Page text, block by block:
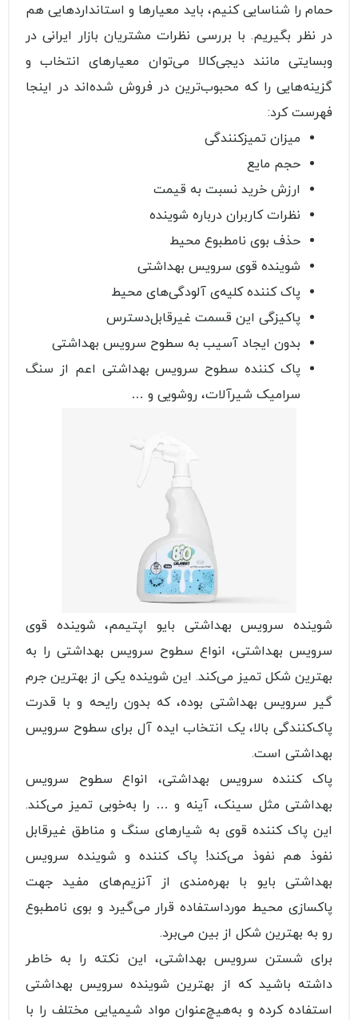
حمام را شناسایی کنیم، باید معیارها و استانداردهایی هم
در نظر بگیریم. با بررسی نظرات مشتریان بازار ایرانی در
وبسایتی مانند دیجی‌کالا می‌توان معیارهای انتخاب و
گزینه‌هایی را که محبوب‌ترین در فروش شده‌اند در اینجا
فهرست کرد:
میزان تمیزکنندگی
حجم مایع
ارزش خرید نسبت به قیمت
نظرات کاربران درباره شوینده
حذف بوی نامطبوع محیط
شوینده قوی سرویس بهداشتی
پاک کننده کلیه‌ی آلودگی‌های محیط
پاکیزگی این قسمت غیرقابل‌دسترس
بدون ایجاد آسیب به سطوح سرویس بهداشتی
پاک کننده سطوح سرویس بهداشتی اعم از سنگ
سرامیک شیرآلات، روشویی و …
شوینده سرویس بهداشتی بایو اپتیمم، شوینده قوی
سرویس بهداشتی، انواع سطوح سرویس بهداشتی را به
بهترین شکل تمیز می‌کند. این شوینده یکی از بهترین جرم
گیر سرویس بهداشتی بوده، که بدون رایحه و با قدرت
پاک‌کنندگی بالا، یک انتخاب ایده آل برای سطوح سرویس
بهداشتی است.
پاک کننده سرویس بهداشتی، انواع سطوح سرویس
بهداشتی مثل سینک، آینه و … را به‌خوبی تمیز می‌کند.
این پاک کننده قوی به شیارهای سنگ و مناطق غیرقابل
نفوذ هم نفوذ می‌کند! پاک کننده و شوینده سرویس
بهداشتی بایو با بهره‌مندی از آنزیم‌های مفید جهت
پاکسازی محیط مورداستفاده قرار می‌گیرد و بوی نامطبوع
رو به بهترین شکل از بین می‌برد.
برای شستن سرویس بهداشتی، این نکته را به خاطر
داشته باشید که از بهترین شوینده سرویس بهداشتی
استفاده کرده و به‌هیچ‌عنوان مواد شیمیایی مختلف را با